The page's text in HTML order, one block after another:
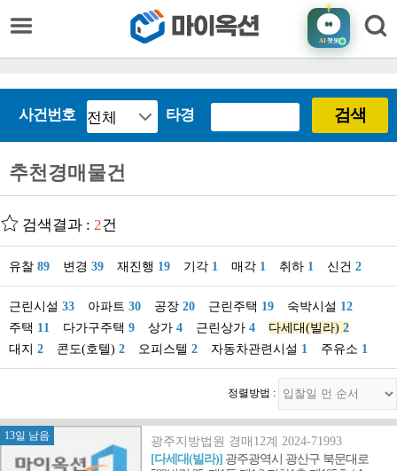
AI챗봇
사건번호 타경 검색
추천경매물건
검색결과 : 2건
유찰 89 변경 39 재진행 19 기각 1 매각 1 취하 1 신건 2
근린시설 33 아파트 30 공장 20 근린주택 19 숙박시설 12
주택 11 다가구주택 9 상가 4 근린상가 4 다세대(빌라) 2
대지 2 콘도(호텔) 2 오피스텔 2 자동차관련시설 1 주유소 1
정렬방법 :
13일 남음
광주지방법원 경매12계 2024-71993
[다세대(빌라)] 광주광역시 광산구 북문대로